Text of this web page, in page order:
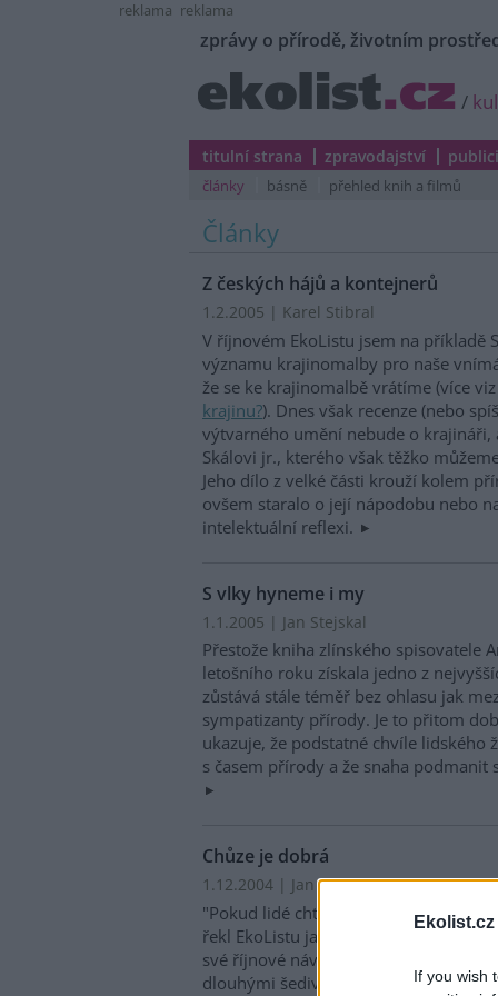
Ekolist.cz
If you wish
reklama reklama
zprávy o přírodě, životním
/
titulní strana zpravodajství
články básně přehled knih a filmů
Články
Z českých hájů a kontejnerů
1.2.2005 | Karel Stibral
V říjnovém EkoListu jsem na příkladě
významu krajinomalby pro naše
že se ke krajinomalbě vrátíme (více
krajinu?). Dnes však recenze (nebo
výtvarného umění nebude o
Skálovi jr., kterého však těžko
Jeho dílo z velké části krouží kolem
ovšem staralo o její nápodobu nebo
intelektuální reflexi.
S vlky hyneme i my
1.1.2005 | Jan Stejskal
Přestože kniha zlínského spisovatele
letošního roku získala jedno z
zůstává stále téměř bez ohlasu jak
sympatizanty přírody. Je to přitom
ukazuje, že podstatné chvíle lidského
s časem přírody a že snaha podmanit
Chůze je dobrá
1.12.2004 | Jan Stejskal
"Pokud lidé chtějí znovu objevit krásu
řekl EkoListu japonský básník a
své říjnové návštěvě České republiky.
dlouhými šedivými vlasy se kolébal